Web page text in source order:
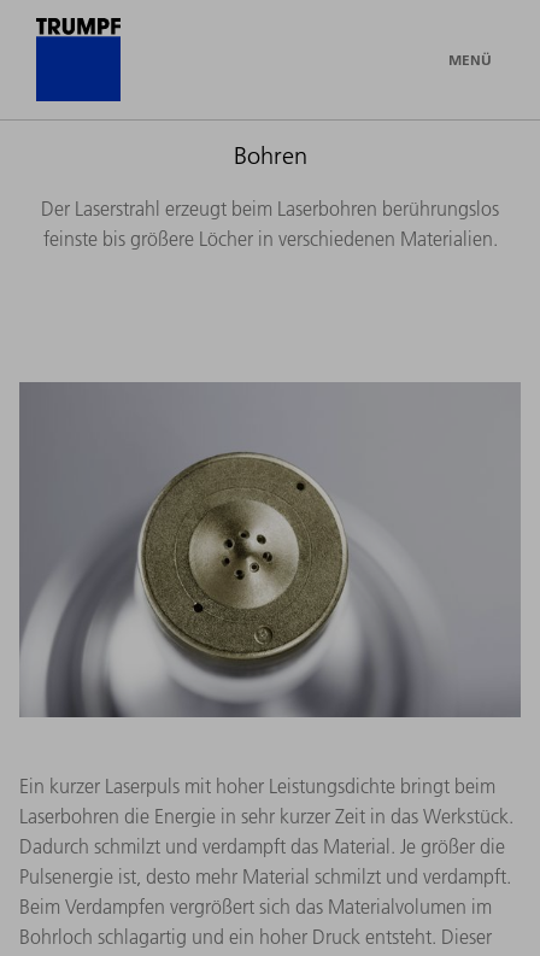
MENÜ
Bohren
Der Laserstrahl erzeugt beim Laserbohren berührungslos
feinste bis größere Löcher in verschiedenen Materialien.
Ein kurzer Laserpuls mit hoher Leistungsdichte bringt beim
Laserbohren die Energie in sehr kurzer Zeit in das Werkstück.
Dadurch schmilzt und verdampft das Material. Je größer die
Pulsenergie ist, desto mehr Material schmilzt und verdampft.
Beim Verdampfen vergrößert sich das Materialvolumen im
Bohrloch schlagartig und ein hoher Druck entsteht. Dieser